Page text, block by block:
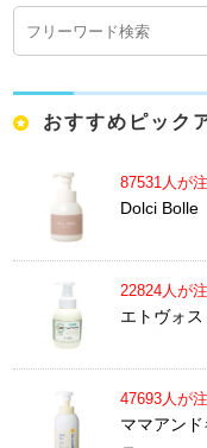
おすすめピック
87531人が
Dolci Bolle
22824人が
エトヴォ
47693人が
ママアン